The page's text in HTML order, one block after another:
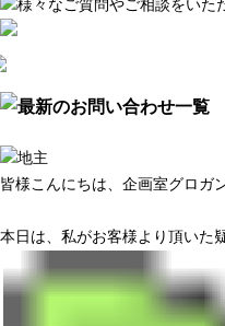
皆様こんにちは、企画室グロガ
本日は、私がお客様より頂いた